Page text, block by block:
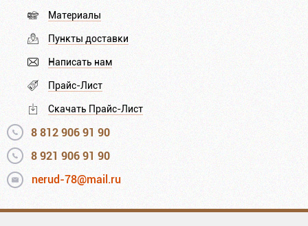
Материалы
Пункты доставки
Написать нам
Прайс-Лист
Скачать Прайс-Лист
8 812 906 91 90
8 921 906 91 90
nerud-78@mail.ru